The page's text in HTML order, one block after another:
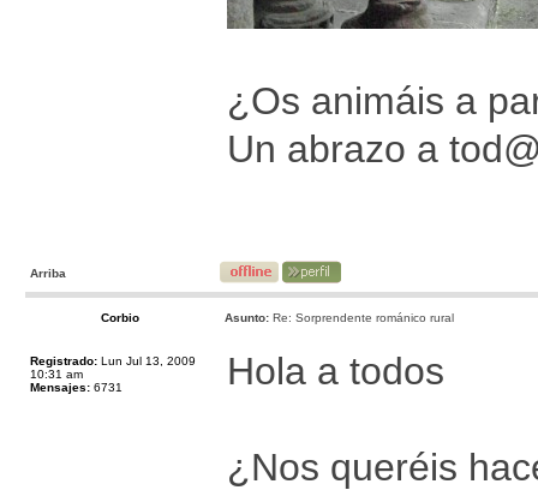
¿Os animáis a
Un abrazo a
Arriba
Corbio Asunto: Re: Sorprendente románico rural
Registrado: Lun Jul 13, 2009
10:31 am
Mensajes: 6731 Hola a todos
¿Nos queréis